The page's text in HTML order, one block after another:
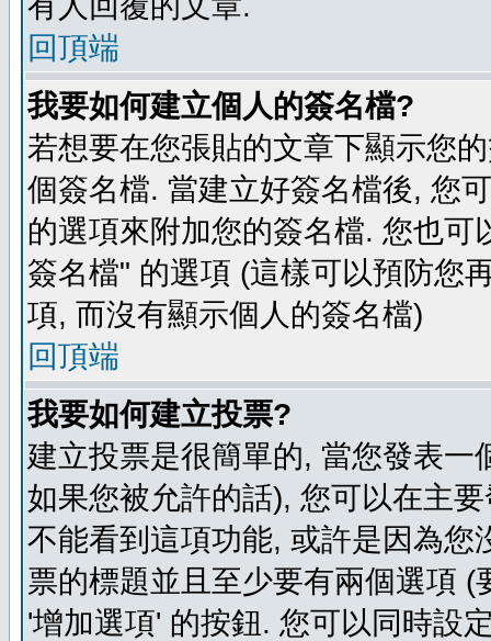
回頂端
我要如何建立個人的簽名檔?
若想要在您張貼的文章下顯示您
個簽名檔. 當建立好簽名檔後, 您
的選項來附加您的簽名檔. 您也
簽名檔" 的選項 (這樣可以預防您
項, 而沒有顯示個人的簽名檔)
回頂端
我要如何建立投票?
建立投票是很簡單的, 當您發表
如果您被允許的話), 您可以在主
不能看到這項功能, 或許是因為
票的標題並且至少要有兩個選項
'增加選項' 的按鈕. 您可以同時設